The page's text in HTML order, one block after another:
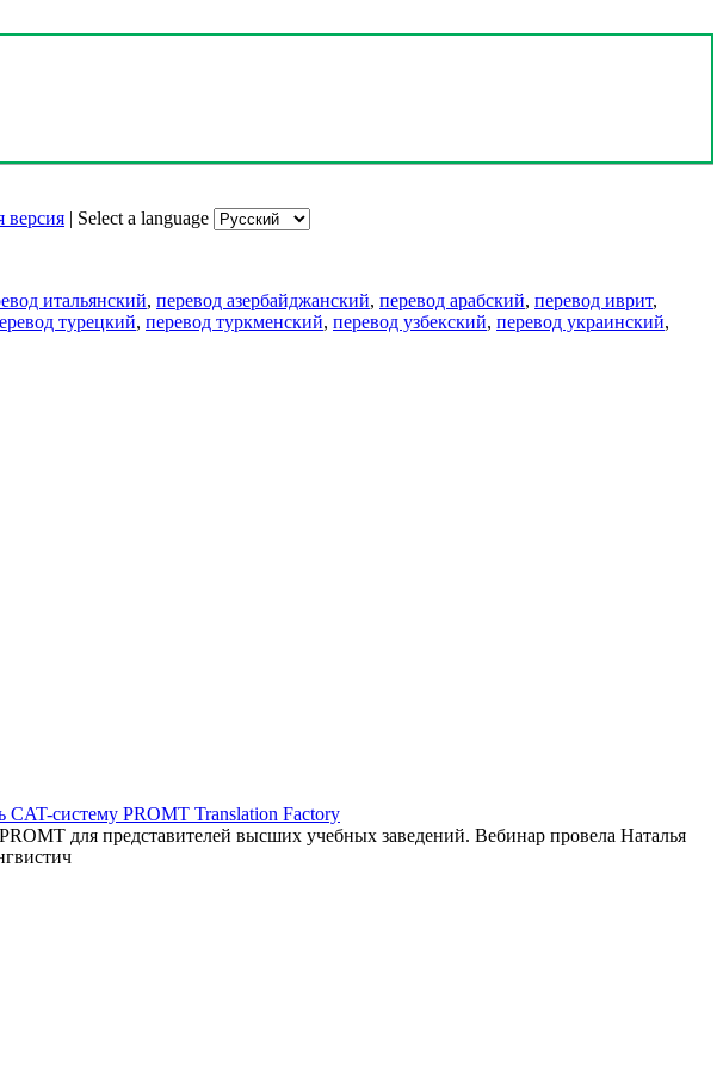
версия | Select a language
итальянский, перевод азербайджанский, перевод арабский, перевод иврит,
турецкий, перевод туркменский, перевод узбекский, перевод украинский,
CAT-систему PROMT Translation Factory
для представителей высших учебных заведений. Вебинар провела Наталья